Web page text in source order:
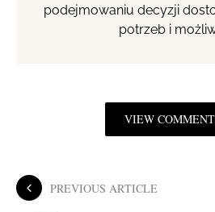
podejmowaniu decyzji
potrzeb i
VIEW
PREVIOUS ARTICLE